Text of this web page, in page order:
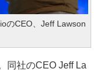
のCEO、Jeff Lawson
同社のCEO Jeff La